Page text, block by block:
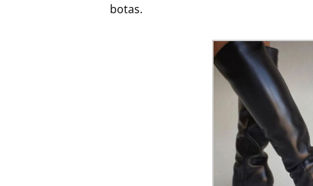
botas.